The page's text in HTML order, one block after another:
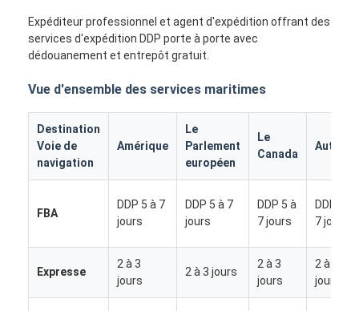
Expéditeur professionnel et agent d'expédition offrant des
services d'expédition DDP porte à porte avec
dédouanement et entrepôt gratuit.
Vue d'ensemble des services maritimes
Destination
Voie de
navigation
Amérique
Le
Parlement
européen
Le
Canada
FBA
DDP 5 à 7
jours
DDP 5 à 7
jours
DDP 5 à
7 jours
DDP 5 à
7 jours
Expresse
2 à 3
jours
2 à 3 jours
2 à 3
jours
2 à 3
jours